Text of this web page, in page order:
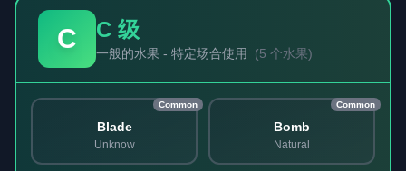
C C 级
一般的水果 - 特定场合使用 (5 个水果)
Common
Blade
Unknow
Common
Bomb
Natural